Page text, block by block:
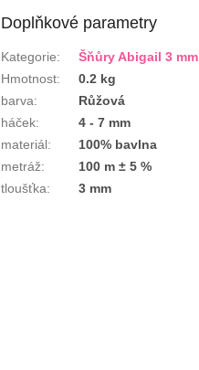
Doplňkové parametry
Kategorie:
Šňůry Abigail 3 mm
Hmotnost:
0.2 kg
barva:
Růžová
háček:
4 - 7 mm
materiál:
100% bavlna
metráž:
100 m ± 5 %
tloušťka: 3 mm